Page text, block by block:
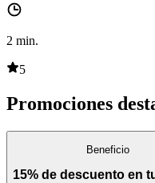
2 min.
5
Promociones
Beneficio
15% de descuento en